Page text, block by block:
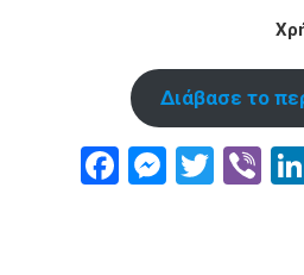
Διάβασε το
Facebook